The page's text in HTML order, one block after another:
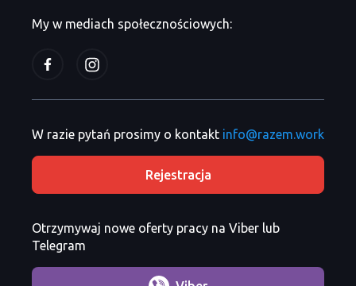
My w mediach społecznościowych:
W razie pytań prosimy o kontakt info@razem.work
Rejestracja
Otrzymywaj nowe oferty pracy na Viber lub
Telegram